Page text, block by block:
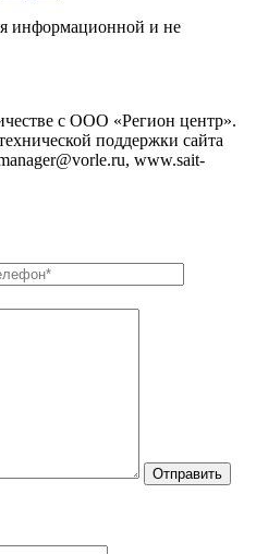
информационной и не
с ООО «Регион центр».
поддержки сайта
www.sait-
Отправить